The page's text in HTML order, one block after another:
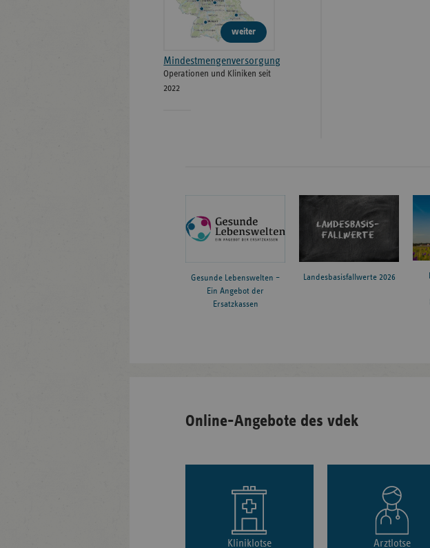
weiter
Mindestmengenversorgung
Operationen und Kliniken seit
2022
Gesunde Lebenswelten –
Ein Angebot der
Ersatzkassen
Landesbasisfallwerte 2026
Online-Angebote des vdek
Kliniklotse Arztlotse